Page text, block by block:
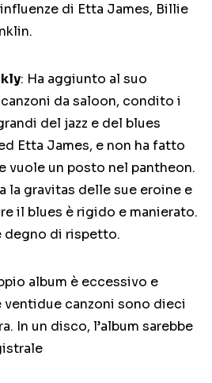
di Etta James, Billie
: Ha aggiunto al suo
da saloon, condito i
del jazz e del blues
Etta James, e non ha fatto
vuole un posto nel pantheon.
la gravitas delle sue eroine e
il blues è rigido e manierato.
degno di rispetto.
album è eccessivo e
ventidue canzoni sono dieci
In un disco, l’album sarebbe